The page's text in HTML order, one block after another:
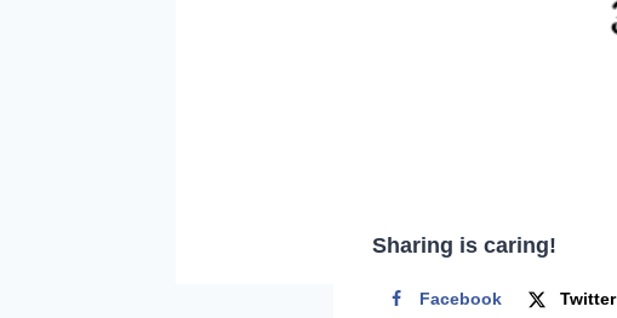
Sharing is caring!
Facebook Twitter